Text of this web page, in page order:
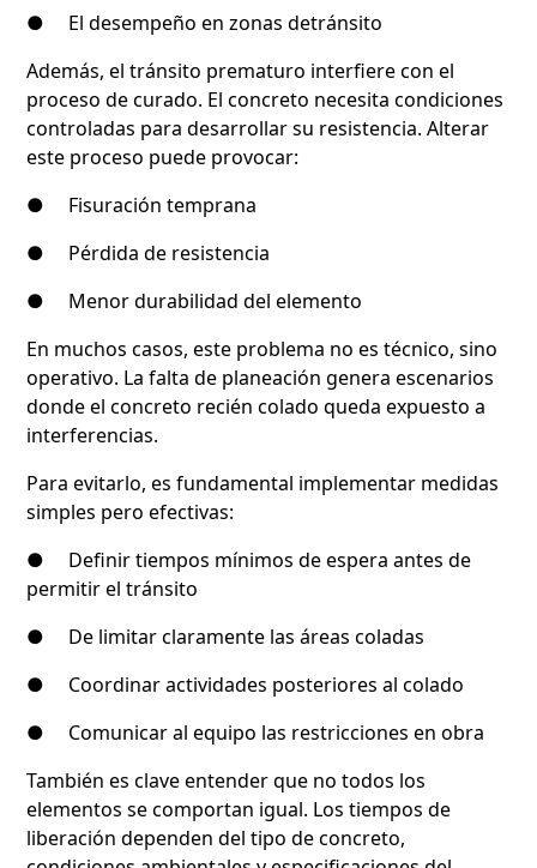
● El desempeño en zonas detránsito
Además, el tránsito prematuro interfiere con el
proceso de curado. El concreto necesita condiciones
controladas para desarrollar su resistencia. Alterar
este proceso puede provocar:
● Fisuración temprana
● Pérdida de resistencia
● Menor durabilidad del elemento
En muchos casos, este problema no es técnico, sino
operativo. La falta de planeación genera escenarios
donde el concreto recién colado queda expuesto a
interferencias.
Para evitarlo, es fundamental implementar medidas
simples pero efectivas:
● Definir tiempos mínimos de espera antes de
permitir el tránsito
● De limitar claramente las áreas coladas
● Coordinar actividades posteriores al colado
● Comunicar al equipo las restricciones en obra
También es clave entender que no todos los
elementos se comportan igual. Los tiempos de
liberación dependen del tipo de concreto,